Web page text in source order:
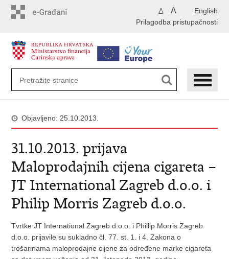
English
A A
Prilagodba pristupačnosti
Objavljeno: 25.10.2013.
31.10.2013. prijava
Maloprodajnih cijena cigareta –
JT International Zagreb d.o.o. i
Philip Morris Zagreb d.o.o.
Tvrtke JT International Zagreb d.o.o. i Phillip Morris Zagreb
d.o.o. prijavile su sukladno čl. 77. st. 1. i 4. Zakona o
trošarinama maloprodajne cijene za određene marke cigareta